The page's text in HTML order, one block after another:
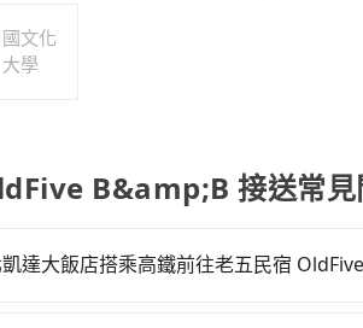
文化
大學
B&amp;B 接送常見
達大飯店搭乘高鐵前往老五民宿